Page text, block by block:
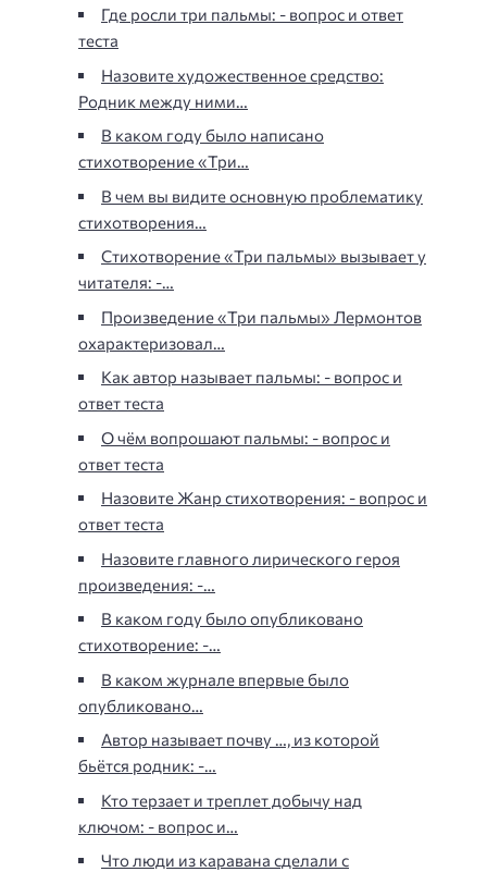
Где росли три пальмы: - вопрос и ответ
теста
Назовите художественное средство:
Родник между ними…
В каком году было написано
стихотворение «Три…
В чем вы видите основную проблематику
стихотворения…
Стихотворение «Три пальмы» вызывает у
читателя: -…
Произведение «Три пальмы» Лермонтов
охарактеризовал…
Как автор называет пальмы: - вопрос и
ответ теста
О чём вопрошают пальмы: - вопрос и
ответ теста
Назовите Жанр стихотворения: - вопрос и
ответ теста
Назовите главного лирического героя
произведения: -…
В каком году было опубликовано
стихотворение: -…
В каком журнале впервые было
опубликовано…
Автор называет почву …, из которой
бьётся родник: -…
Кто терзает и треплет добычу над
ключом: - вопрос и…
Что люди из каравана сделали с